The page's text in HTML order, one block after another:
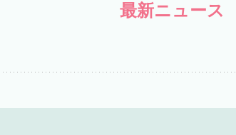
最新ニュース